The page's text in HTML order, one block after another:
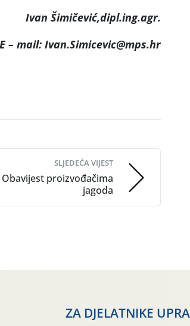
Ivan Šimičević,dipl.ing.agr.
E – mail: Ivan.Simicevic@mps.hr
SLJEDEĆA VIJEST
Obavijest proizvođačima
jagoda
ZA DJELATNIKE